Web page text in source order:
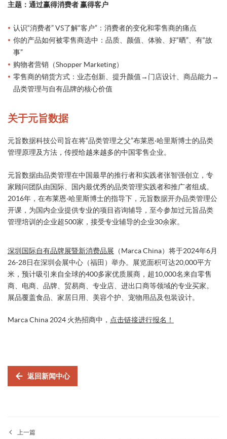
主题：通过赢得消费者 赢得客户
认识“消费者” VS了解“客户”：消费者的变化和零售商的痛点
你的产品如何被零售商选中：品质、颜值、体验、好“晒”、有“故
事”
购物者营销（Shopper Marketing）
零售商的销货方式：业态创新、提升颜值→门店设计、商品能力→
品类管理与自有品牌的核心价值
关于元旨数据
元旨数据科技公司旨在将“品类管理之父”布莱恩·哈里斯博士的品类
管理原理及方法，传授给越来越多的中国零售企业。
元旨数据由品类管理在中国最早的推行者和实践者张智强创立，专
家顾问团队由国际、国内最优秀的品类管理实践者和推广者组成。
2016年，在布莱恩·哈里斯博士的指导下，元旨数据开办品类管理公
开课，为国内企业提供专业的项目咨询辅导，至今参加过元旨品类
管理培训的企业超500家，接受专业辅导的企业30余家。
深圳国际自有品牌展暨新消费品展 （Marca China）将于2024年6月
26-28日在深圳会展中心（福田）举办。展览面积可达20,000平方
米，预计吸引来自全球的400多家优质展商，超10,000名来自零售
商、电商、品牌、贸易商、专业店、进出口商等领域的专业买家。
展品覆盖食品、家居日用、美容个护、宠物用品及包装设计。
Marca China 2024 火热招商中， 点击链接进行报名！
返回新闻中心
上一篇